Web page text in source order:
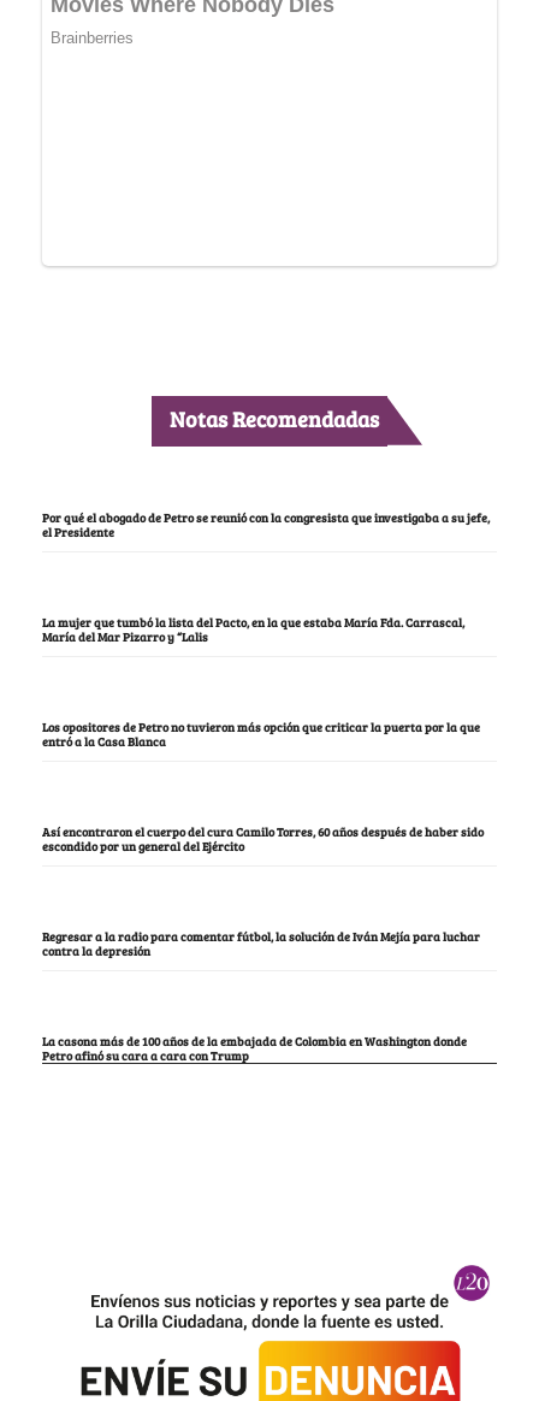
Notas Recomendadas
Por qué el abogado de Petro se reunió con la congresista que investigaba a su jefe,
el Presidente
La mujer que tumbó la lista del Pacto, en la que estaba María Fda. Carrascal,
María del Mar Pizarro y “Lalis
Los opositores de Petro no tuvieron más opción que criticar la puerta por la que
entró a la Casa Blanca
Así encontraron el cuerpo del cura Camilo Torres, 60 años después de haber sido
escondido por un general del Ejército
Regresar a la radio para comentar fútbol, la solución de Iván Mejía para luchar
contra la depresión
La casona más de 100 años de la embajada de Colombia en Washington donde
Petro afinó su cara a cara con Trump